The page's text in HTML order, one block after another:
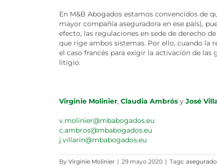
En M&B Abogados estamos convencidos de
mayor compañía aseguradora en ese país),
efecto, las regulaciones en sede de derecho
que rige ambos sistemas. Por ello, cuando la
el caso francés para exigir la activación de
litigio.
Virginie Molinier, Claudia Ambrós y José
v.molinier@mbabogados.eu
c.ambros@mbabogados.eu
j.villarin@mbabogados.eu
By Virginie Molinier | 29 mayo 2020 | Tags: